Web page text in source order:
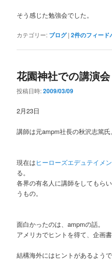
そう感じた勉強会でした。
カテゴリー: ブログ |2件のフィード
花園神社での講演会
投稿日時:2009/03/09
2月23日
講師は元ampm社長の秋沢志篤氏。
現在はヒーローズエデュテイメ
る。
各界の有名人に講師をしてもら
うもの。
面白かったのは、ampmの話。
アメリカでヒントを得て、企画
結構海外にはヒントがあるようで